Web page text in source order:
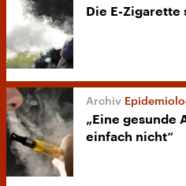
Die E-
„Eine gesunde
einfach nicht“